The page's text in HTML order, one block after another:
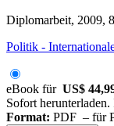
Diplomarbeit, 2009,
Politik -
eBook für US$
Sofort
Format: PDF – für